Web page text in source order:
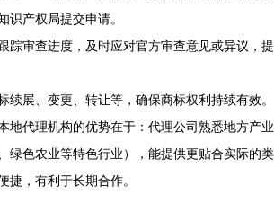
识产权局提交申请。
跟踪审查进度，及时应对官方审查意见或异议，提
续展、变更、转让等，确保商标权利持续有效。
地代理机构的优势在于：代理公司熟悉地方产业
绿色农业等特色行业），能提供更贴合实际的类
捷，有利于长期合作。